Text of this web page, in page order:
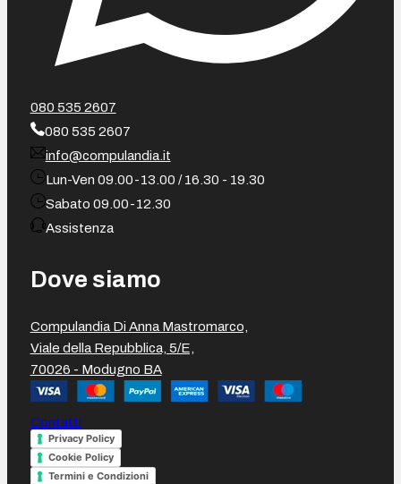
080 535 2607
080 535 2607
info@compulandia.it
Lun-Ven 09.00-13.00 / 16.30 - 19.30
Sabato 09.00-12.30
Assistenza
Dove siamo
Compulandia Di Anna Mastromarco,
Viale della Repubblica, 5/E,
70026 - Modugno BA
Contatti
Privacy Policy
Cookie Policy
Termini e Condizioni